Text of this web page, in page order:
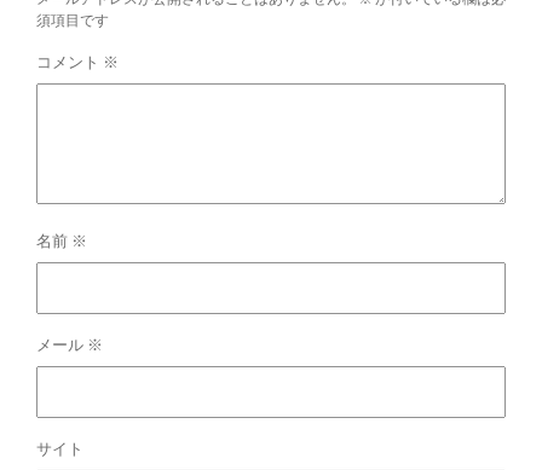
須項目です
コメント ※
名前 ※
メール ※
サイト